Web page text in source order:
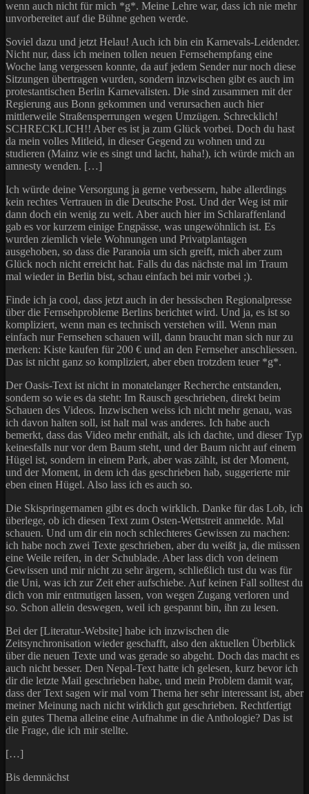
wenn auch nicht für mich *g*. Meine Lehre war, dass ich nie mehr
unvorbereitet auf die Bühne gehen werde.
Soviel dazu und jetzt Helau! Auch ich bin ein Karnevals-Leidender.
Nicht nur, dass ich meinen tollen neuen Fernsehempfang eine
Woche lang vergessen konnte, da auf jedem Sender nur noch diese
Sitzungen übertragen wurden, sondern inzwischen gibt es auch im
protestantischen Berlin Karnevalisten. Die sind zusammen mit der
Regierung aus Bonn gekommen und verursachen auch hier
mittlerweile Straßensperrungen wegen Umzügen. Schrecklich!
SCHRECKLICH!! Aber es ist ja zum Glück vorbei. Doch du hast
da mein volles Mitleid, in dieser Gegend zu wohnen und zu
studieren (Mainz wie es singt und lacht, haha!), ich würde mich an
amnesty wenden. […]
Ich würde deine Versorgung ja gerne verbessern, habe allerdings
kein rechtes Vertrauen in die Deutsche Post. Und der Weg ist mir
dann doch ein wenig zu weit. Aber auch hier im Schlaraffenland
gab es vor kurzem einige Engpässe, was ungewöhnlich ist. Es
wurden ziemlich viele Wohnungen und Privatplantagen
ausgehoben, so dass die Paranoia um sich greift, mich aber zum
Glück noch nicht erreicht hat. Falls du das nächste mal im Traum
mal wieder in Berlin bist, schau einfach bei mir vorbei ;).
Finde ich ja cool, dass jetzt auch in der hessischen Regionalpresse
über die Fernsehprobleme Berlins berichtet wird. Und ja, es ist so
kompliziert, wenn man es technisch verstehen will. Wenn man
einfach nur Fernsehen schauen will, dann braucht man sich nur zu
merken: Kiste kaufen für 200 € und an den Fernseher anschliessen.
Das ist nicht ganz so kompliziert, aber eben trotzdem teuer *g*.
Der Oasis-Text ist nicht in monatelanger Recherche entstanden,
sondern so wie es da steht: Im Rausch geschrieben, direkt beim
Schauen des Videos. Inzwischen weiss ich nicht mehr genau, was
ich davon halten soll, ist halt mal was anderes. Ich habe auch
bemerkt, dass das Video mehr enthält, als ich dachte, und dieser Typ
keinesfalls nur vor dem Baum steht, und der Baum nicht auf einem
Hügel ist, sondern in einem Park, aber was zählt, ist der Moment,
und der Moment, in dem ich das geschrieben hab, suggerierte mir
eben einen Hügel. Also lass ich es auch so.
Die Skispringernamen gibt es doch wirklich. Danke für das Lob, ich
überlege, ob ich diesen Text zum Osten-Wettstreit anmelde. Mal
schauen. Und um dir ein noch schlechteres Gewissen zu machen:
ich habe noch zwei Texte geschrieben, aber du weißt ja, die müssen
eine Weile reifen, in der Schublade. Aber lass dich von deinem
Gewissen und mir nicht zu sehr ärgern, schließlich tust du was für
die Uni, was ich zur Zeit eher aufschiebe. Auf keinen Fall solltest du
dich von mir entmutigen lassen, von wegen Zugang verloren und
so. Schon allein deswegen, weil ich gespannt bin, ihn zu lesen.
Bei der [Literatur-Website] habe ich inzwischen die
Zeitsynchronisation wieder geschafft, also den aktuellen Überblick
über die neuen Texte und was gerade so abgeht. Doch das macht es
auch nicht besser. Den Nepal-Text hatte ich gelesen, kurz bevor ich
dir die letzte Mail geschrieben habe, und mein Problem damit war,
dass der Text sagen wir mal vom Thema her sehr interessant ist, aber
meiner Meinung nach nicht wirklich gut geschrieben. Rechtfertigt
ein gutes Thema alleine eine Aufnahme in die Anthologie? Das ist
die Frage, die ich mir stellte.
[…]
Bis demnächst